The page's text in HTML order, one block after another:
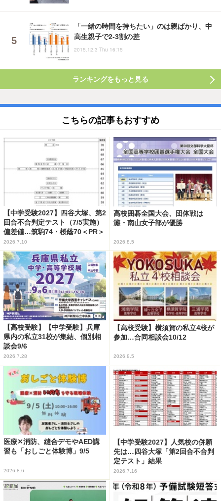
「一緒の時間を持ちたい」のは親ばかり、中
高生親子で2-3割の差
2015.12.3 Thu 16:15
ランキングをもっと見る
こちらの記事もおすすめ
【中学受験2027】四谷大塚、第2
回合不合判定テスト（7/5実施）
偏差値…筑駒74・桜蔭70＜PR＞
2026.7.10
高校囲碁全国大会、団体戦は
灘・南山女子部が優勝
2026.8.5
【高校受験】【中学受験】兵庫
県内の私立31校が集結、個別相
談会9/6
2026.7.28
【高校受験】横須賀の私立4校が
参加…合同相談会10/12
2026.8.5
医療✕消防、縫合デモやAED講
習も「おしごと体験博」9/5
2026.8.6
【中学受験2027】人気校の併願
先は…四谷大塚「第2回合不合判
定テスト」結果
2026.7.16